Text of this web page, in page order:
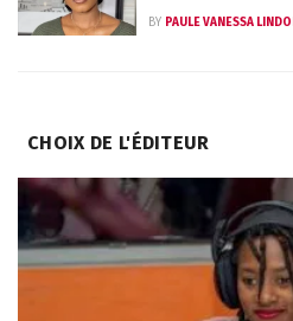
BY PAULE VANESSA
CHOIX DE L'ÉDITEUR